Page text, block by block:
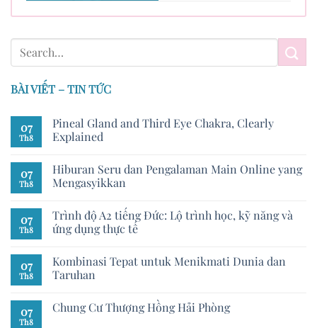
BÀI VIẾT – TIN TỨC
07
Th8
Pineal Gland and Third Eye Chakra, Clearly
Explained
07
Th8
Hiburan Seru dan Pengalaman Main Online yang
Mengasyikkan
07
Th8
Trình độ A2 tiếng Đức: Lộ trình học, kỹ năng và
ứng dụng thực tế
07
Th8
Kombinasi Tepat untuk Menikmati Dunia dan
Taruhan
07
Th8
Chung Cư Thượng Hồng Hải Phòng